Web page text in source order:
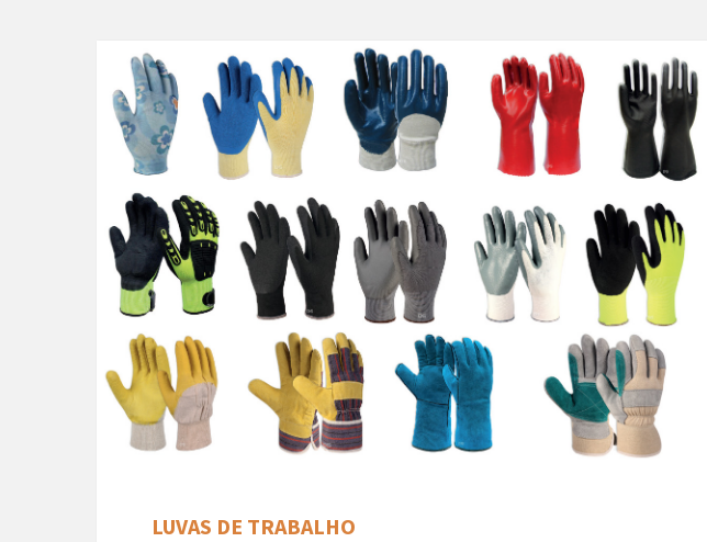
LUVAS DE TRABALHO